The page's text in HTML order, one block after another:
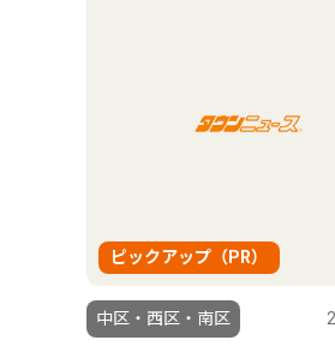
ピックアップ（PR）
中区・西区・南区